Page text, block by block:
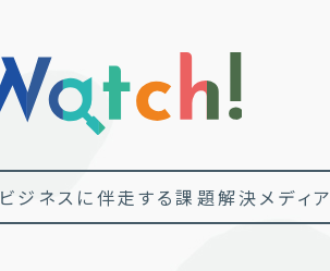
ビジネスに伴走する課題解決メディア